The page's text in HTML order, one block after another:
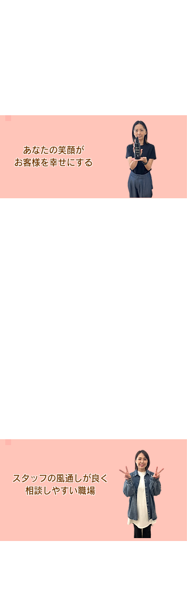
あなたの笑顔が
​お客様を幸せにする
スタッフの風通しが良く
​相談しやすい職場